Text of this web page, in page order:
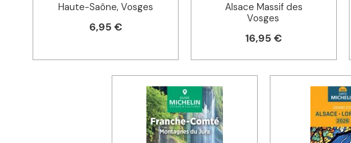
Haute-Saône, Vosges
6,95 €
Alsace Massif des
Vosges
16,95 €